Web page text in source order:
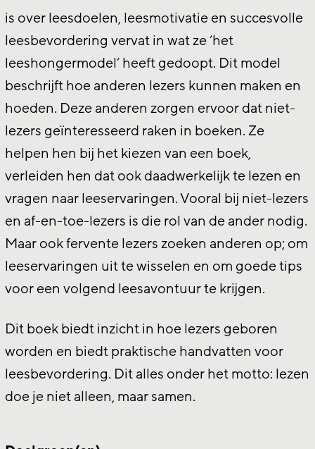
is over leesdoelen, leesmotivatie en succesvolle
leesbevordering vervat in wat ze ‘het
leeshongermodel’ heeft gedoopt. Dit model
beschrijft hoe anderen lezers kunnen maken en
hoeden. Deze anderen zorgen ervoor dat niet-
lezers geïnteresseerd raken in boeken. Ze
helpen hen bij het kiezen van een boek,
verleiden hen dat ook daadwerkelijk te lezen en
vragen naar leeservaringen. Vooral bij niet-lezers
en af-en-toe-lezers is die rol van de ander nodig.
Maar ook fervente lezers zoeken anderen op; om
leeservaringen uit te wisselen en om goede tips
voor een volgend leesavontuur te krijgen.
Dit boek biedt inzicht in hoe lezers geboren
worden en biedt praktische handvatten voor
leesbevordering. Dit alles onder het motto: lezen
doe je niet alleen, maar samen.